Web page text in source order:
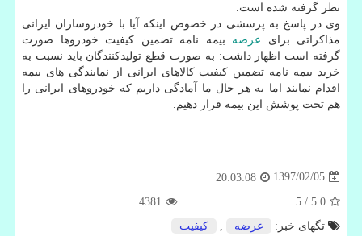
نظر گرفته شده است.
وی در پاسخ به پرسشی در خصوص اینكه آیا با خودروسازان ایرانی
مذاكراتی برای عرضه بیمه نامه تضمین كیفیت خودروها صورت
گرفته است اظهار داشت: به صورت قطع تولیدكنندگان باید نسبت به
خرید بیمه نامه تضمین كیفیت كالاهای ایرانی از نمایندگی های بیمه
اقدام نمایند اما به هر حال ما آمادگی داریم كه خودروهای ایرانی را
هم تحت پوشش این بیمه قرار دهیم.
1397/02/05
20:03:08
5.0
/
5
4381
تگهای خبر:
عرضه كیفیت